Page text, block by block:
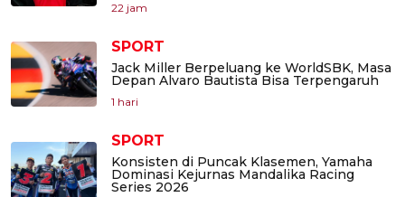
22 jam
SPORT
Jack Miller Berpeluang ke WorldSBK, Masa
Depan Alvaro Bautista Bisa Terpengaruh
1 hari
SPORT
Konsisten di Puncak Klasemen, Yamaha
Dominasi Kejurnas Mandalika Racing
Series 2026